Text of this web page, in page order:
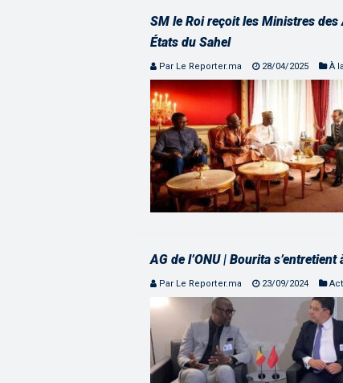
SM le Roi reçoit les Ministres
États du Sahel
Par Le Reporter.ma 28/04/2025 À
AG de l’ONU | Bourita
Par Le Reporter.ma 23/09/2024